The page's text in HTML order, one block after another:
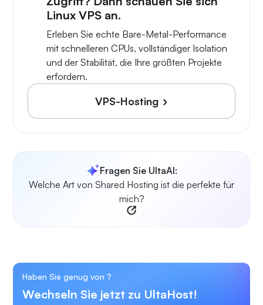
Linux VPS an.
Erleben Sie echte Bare-Metal-Performance
mit schnelleren CPUs, vollständiger Isolation
und der Stabilität, die Ihre größten Projekte
erfordern.
VPS-Hosting
Fragen Sie UltaAI:
Welche Art von Shared Hosting ist die perfekte für
mich?
Haben Sie genug von ?
Wechseln Sie jetzt zu UltaHost!